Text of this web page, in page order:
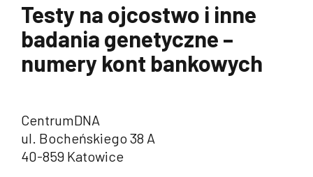
Testy na ojcostwo i inne
badania genetyczne –
numery kont bankowych
CentrumDNA
ul. Bocheńskiego 38 A
40-859 Katowice